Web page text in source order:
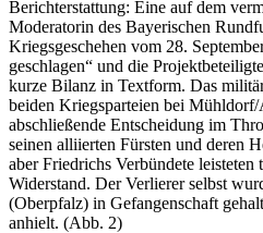
Berichterstattung: Eine auf dem
Moderatorin des Bayerischen
Kriegsgeschehen vom 28.
geschlagen“ und die
kurze Bilanz in Textform. Das
beiden Kriegsparteien bei
abschließende Entscheidung im
seinen alliierten Fürsten und deren
aber Friedrichs Verbündete leisteten
Widerstand. Der Verlierer selbst
(Oberpfalz) in Gefangenschaft
anhielt. (Abb. 2)